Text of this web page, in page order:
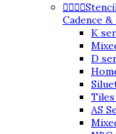

Cadence
K
D
Tiles
AS